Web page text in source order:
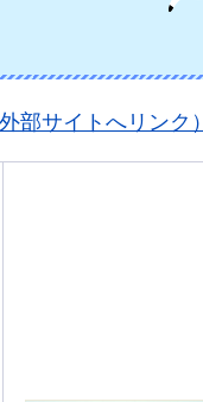
部サイトへリンク）